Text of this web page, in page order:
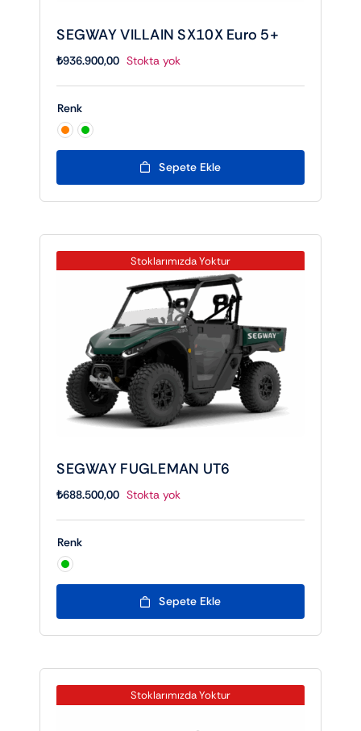
SEGWAY VILLAIN SX10X Euro 5+
₺936.900,00 Stokta yok
Renk
Sepete Ekle
Stoklarımızda Yoktur
SEGWAY FUGLEMAN UT6
₺688.500,00 Stokta yok
Renk
Sepete Ekle
Stoklarımızda Yoktur